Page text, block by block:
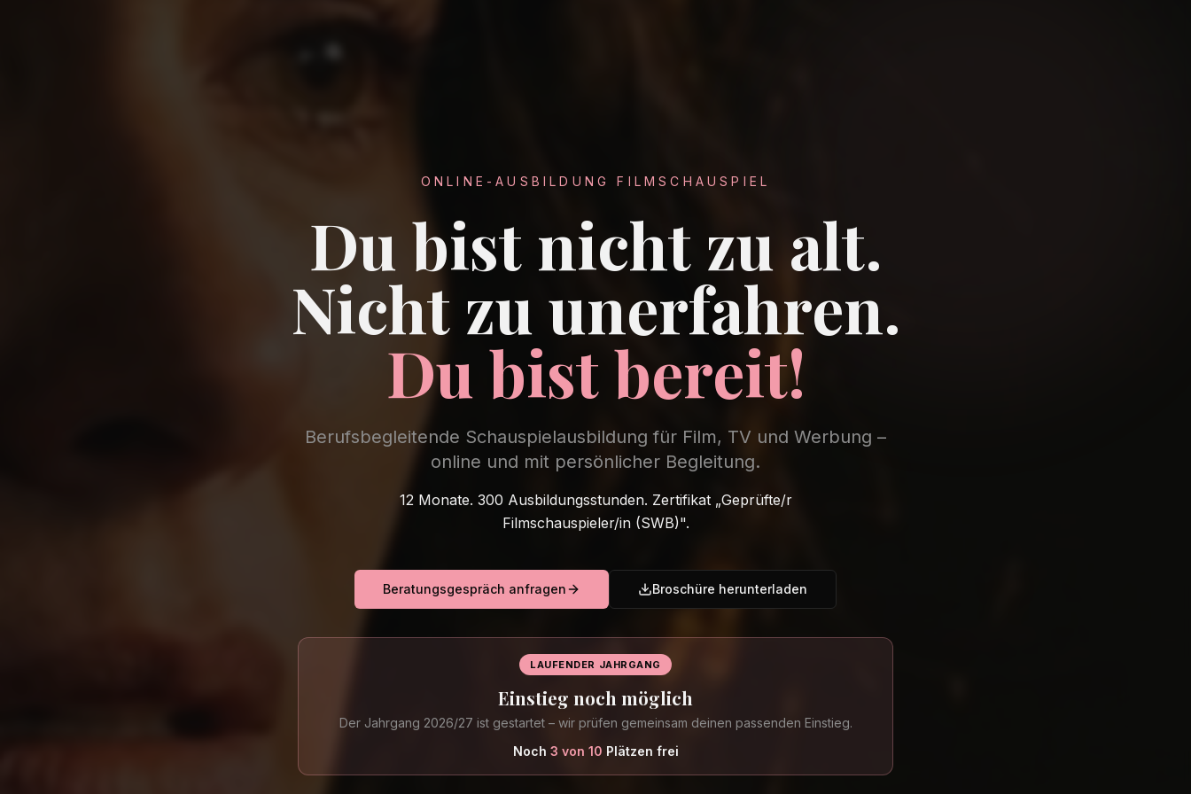
ONLINE-AUSBILDUNG FILMSCHAUSPIEL
Du bist nicht zu alt.
Nicht zu unerfahren.
Du bist bereit!
Berufsbegleitende Schauspielausbildung für Film, TV und Werbung –
online und mit persönlicher Begleitung.
12 Monate. 300 Ausbildungsstunden. Zertifikat „Geprüfte/r
Filmschauspieler/in (SWB)".
Beratungsgespräch anfragen Broschüre herunterladen
LAUFENDER JAHRGANG
Einstieg noch möglich
Der Jahrgang 2026/27 ist gestartet – wir prüfen gemeinsam deinen passenden Einstieg.
Noch 3 von 10 Plätzen frei